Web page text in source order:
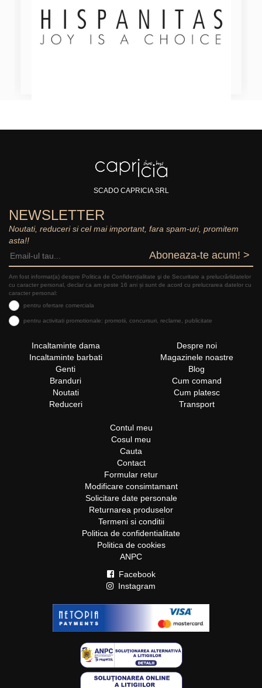
SCADO CAPRICIA SRL
NEWSLETTER
Noutati, reduceri si cel mai important, fara spam-uri, promitem
asta!!
Aboneaza-te acum! >
Am fost informat(a) despre Politica de Confidențialitate şi de Securitate a prelucrăriidatelor
cu caracter personal, declar ca am peste 16 ani și sunt de acord cu prelucrarea datelor cu
caracter personal:
pentru ofertare comerciala
pentru activitati promotionale: promotii, concursuri, reclame, publicitate
Incaltaminte dama
Incaltaminte barbati
Genti
Branduri
Noutati
Reduceri
Despre noi
Magazinele noastre
Blog
Cum comand
Cum platesc
Transport
Contul meu
Cosul meu
Cauta
Contact
Formular retur
Modificare consimtamant
Solicitare date personale
Returnarea produselor
Termeni si conditii
Politica de confidentialitate
Politica de cookies
ANPC
Facebook
Instagram